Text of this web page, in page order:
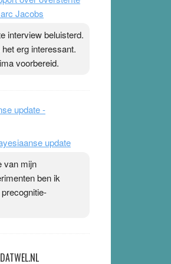
Jacobs
interview beluisterd.
erg interessant.
voorbereid.
update -
update
van mijn
ben ik